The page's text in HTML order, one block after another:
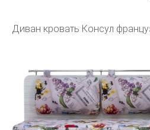
Диван кровать Консул